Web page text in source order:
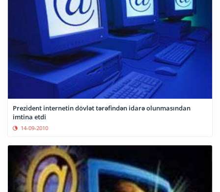
Prezident internetin dövlət tərəfindən idarə olunmasından
imtina etdi
14-09-2010